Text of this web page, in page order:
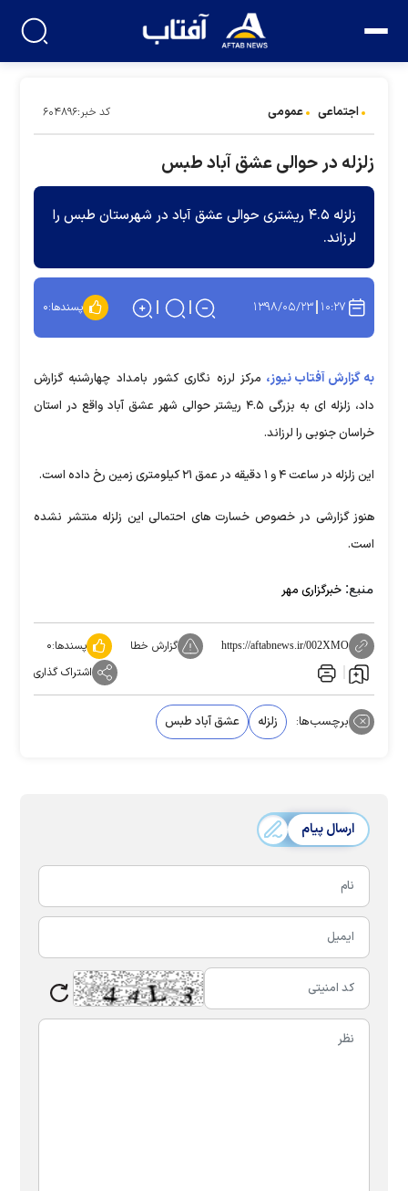
اجتماعی عمومی کد خبر:۶۰۴۸۹۶
زلزله در حوالی عشق آباد طبس
زلزله ۴.۵ ریشتری حوالی عشق آباد در شهرستان طبس را
لرزاند.
۱۰:۲۷ ۱۳۹۸/۰۵/۲۳ پسندها:۰
به گزارش آفتاب نیوز، مرکز لرزه نگاری کشور بامداد چهارشنبه گزارش
داد، زلزله ای به بزرگی ۴.۵ ریشتر حوالی شهر عشق آباد واقع در استان
خراسان جنوبی را لرزاند.
این زلزله در ساعت ۴ و ۱ دقیقه در عمق ۲۱ کیلومتری زمین رخ داده است.
هنوز گزارشی در خصوص خسارت های احتمالی این زلزله منتشر نشده
است.
منبع: خبرگزاری مهر
https://aftabnews.ir/002XMO گزارش خطا پسندها:۰
اشتراک گذاری
برچسب‌ها: زلزله عشق آباد طبس
ارسال پیام